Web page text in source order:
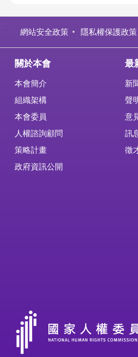
網站安全政策 隱私權保護政策
關於本會
本會簡介
組織架構
本會委員
人權諮詢顧問
策略計畫
政府資訊公開
最
新
聲
意
訊
徵